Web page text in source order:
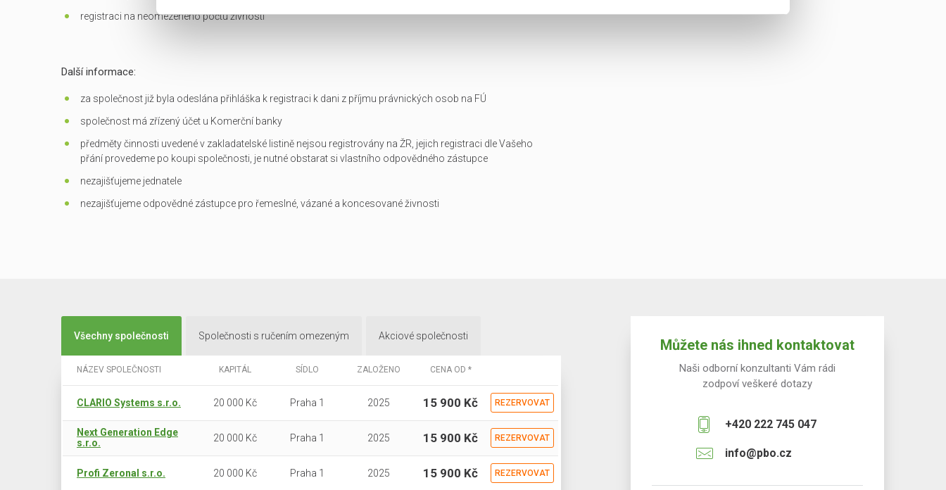
registraci na neomezeného počtu živností
Další informace:
za společnost již byla odeslána přihláška k registraci k dani z příjmu právnických osob na FÚ
společnost má zřízený účet u Komerční banky
předměty činnosti uvedené v zakladatelské listině nejsou registrovány na ŽR, jejich registraci dle Vašeho
přání provedeme po koupi společnosti, je nutné obstarat si vlastního odpovědného zástupce
nezajišťujeme jednatele
nezajišťujeme odpovědné zástupce pro řemeslné, vázané a koncesované živnosti
Všechny společnosti Společnosti s ručením omezeným Akciové společnosti
NÁZEV SPOLEČNOSTI KAPITÁL SÍDLO ZALOŽENO CENA OD *
CLARIO Systems s.r.o. 20 000 Kč Praha 1 2025 15 900 Kč REZERVOVAT
Next Generation Edge
s.r.o.
20 000 Kč Praha 1 2025 15 900 Kč REZERVOVAT
Profi Zeronal s.r.o. 20 000 Kč Praha 1 2025 15 900 Kč REZERVOVAT
Můžete nás ihned kontaktovat
Naši odborní konzultanti Vám rádi
zodpoví veškeré dotazy
+420 222 745 047
info@pbo.cz